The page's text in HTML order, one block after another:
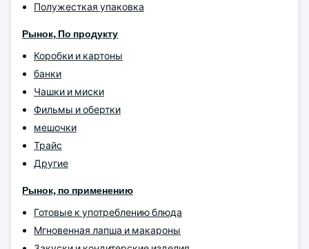
Полужесткая упаковка
Рынок, По продукту
Коробки и картоны
банки
Чашки и миски
Фильмы и обертки
мешочки
Трайс
Другие
Рынок, по применению
Готовые к употреблению блюда
Мгновенная лапша и макароны